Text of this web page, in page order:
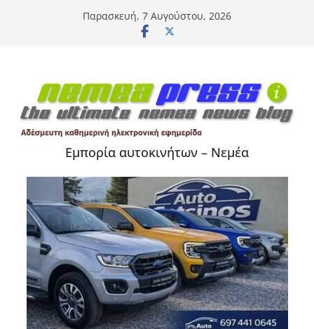
Παρασκευή, 7 Αυγούστου, 2026
Εμπορία αυτοκινήτων – Νεμέα